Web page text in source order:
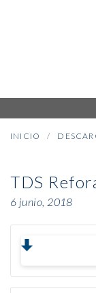
INICIO
TDS
6 junio, 2018